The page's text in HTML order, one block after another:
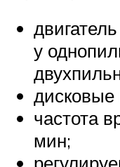
у
частота
мин;